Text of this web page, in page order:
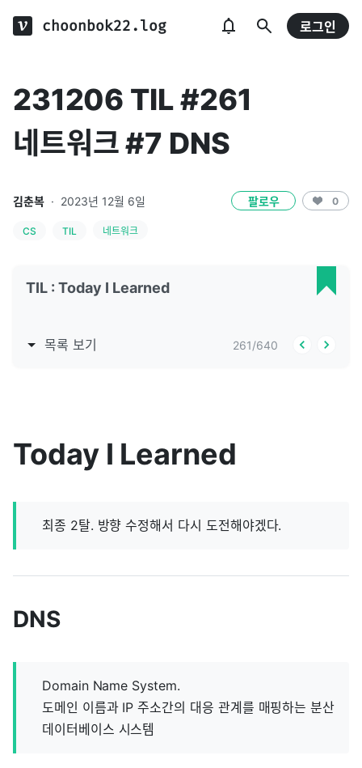
choonbok22.log 로그인
231206 TIL #261
네트워크 #7 DNS
김춘복 · 2023년 12월 6일 팔로우 0
CS TIL 네트워크
TIL : Today I Learned
목록 보기 261/640
Today I Learned
최종 2탈. 방향 수정해서 다시 도전해야겠다.
DNS
Domain Name System.
도메인 이름과 IP 주소간의 대응 관계를 매핑하는 분산
데이터베이스 시스템